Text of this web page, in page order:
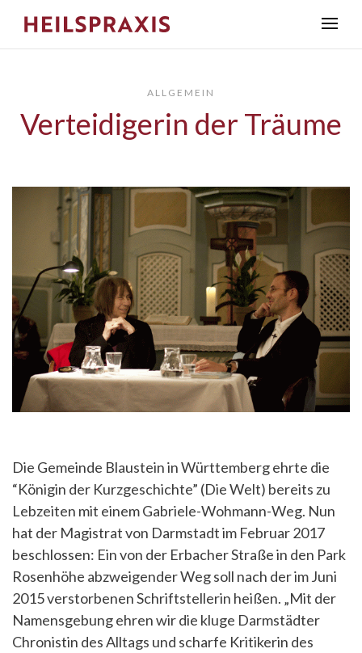
ALLGEMEIN
Verteidigerin der Träume
Die Gemeinde Blaustein in Württemberg ehrte die
“Königin der Kurzgeschichte” (Die Welt) bereits zu
Lebzeiten mit einem Gabriele-Wohmann-Weg. Nun
hat der Magistrat von Darmstadt im Februar 2017
beschlossen: Ein von der Erbacher Straße in den Park
Rosenhöhe abzweigender Weg soll nach der im Juni
2015 verstorbenen Schriftstellerin heißen. „Mit der
Namensgebung ehren wir die kluge Darmstädter
Chronistin des Alltags und scharfe Kritikerin des